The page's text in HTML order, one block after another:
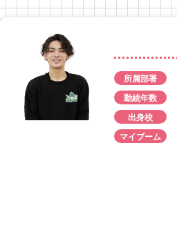
所属部署
勤続年数
出身校
マイブーム